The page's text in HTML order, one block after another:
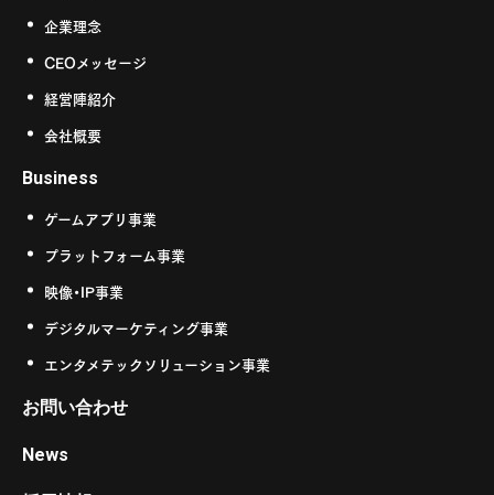
企業理念
CEOメッセージ
経営陣紹介
会社概要
Business
ゲームアプリ事業
プラットフォーム事業
映像・IP事業
デジタルマーケティング事業
エンタメテックソリューション事業
お問い合わせ
News